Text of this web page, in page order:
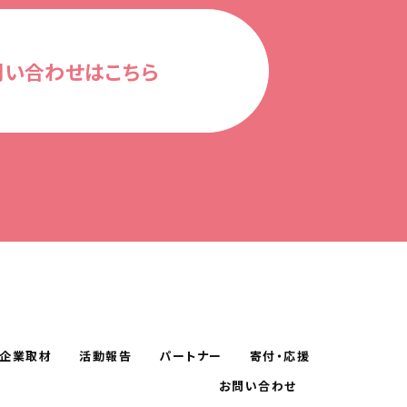
合わせはこちら
企業取材 活動報告 パートナー 寄付・応援
お問い合わせ